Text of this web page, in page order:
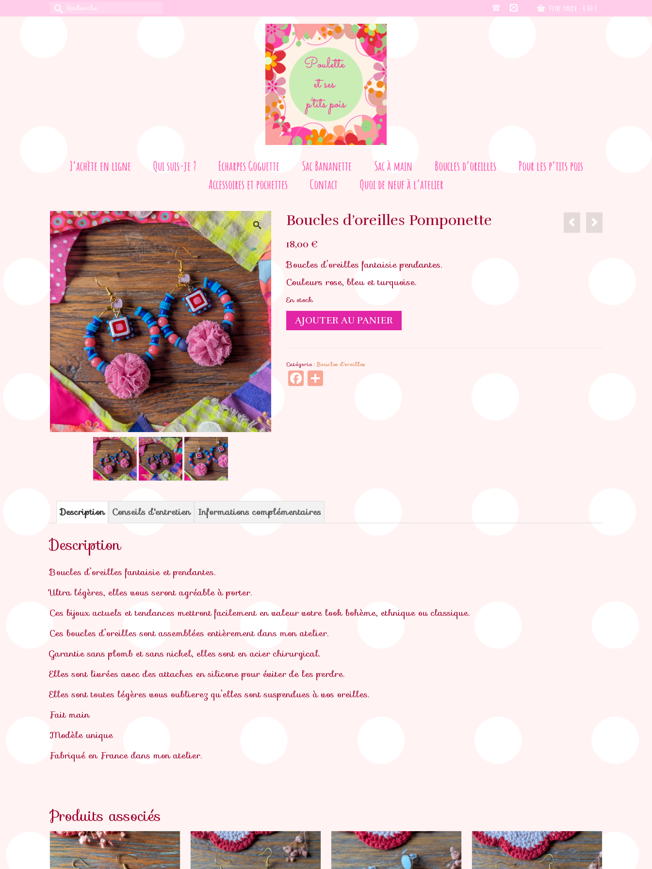
Votre panier - 0,00 €
Rechercher :
J’achète en ligne Qui suis-je ? Echarpes Goguette Sac Bananette Sac à main Boucles d’oreilles
Pour les p’tits pois
Accessoires et pochettes
Contact Quoi de neuf à l’atelier
Boucles d’oreilles Pomponette
18,00 €
Boucles d’oreilles fantaisie pendantes.
Couleurs rose, bleu et turquoise.
En stock
quantité
de
Pomponette
AJOUTER AU PANIER
Catégorie : Boucles d'oreilles
Facebook
Partager
Description Conseils d'entretien Informations complémentaires
Description
Boucles d’oreilles fantaisie et pendantes.
Ultra légères, elles vous seront agréable à porter.
Ces bijoux actuels et tendances mettront facilement en valeur votre look bohème, ethnique ou classique.
Ces boucles d’oreilles sont assemblées entièrement dans mon atelier.
Garantie sans plomb et sans nickel, elles sont en acier chirurgical.
Elles sont livrées avec des attaches en silicone pour éviter de les perdre.
Elles sont toutes légères vous oublierez qu’elles sont suspendues à vos oreilles.
Fait main
Modèle unique
Fabriqué en France dans mon atelier.
Produits associés